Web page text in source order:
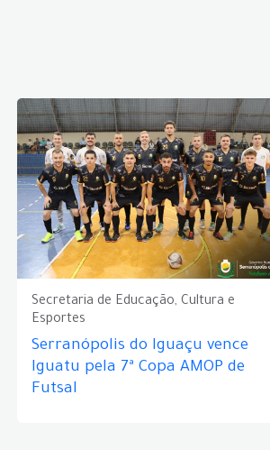
Secretaria de Educação, Cultura e
Esportes
Serranópolis do Iguaçu vence
Iguatu pela 7ª Copa AMOP de
Futsal